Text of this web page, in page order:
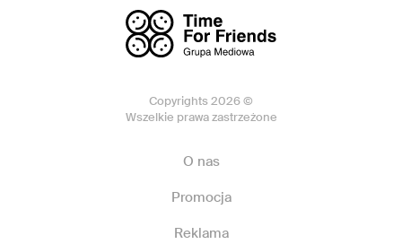
Copyrights 2026 ©
Wszelkie prawa zastrzeżone
O nas
Promocja
Reklama